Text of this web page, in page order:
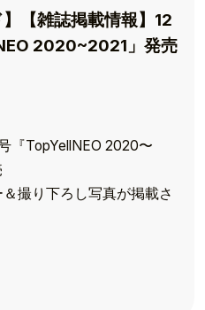
【雑誌掲載情報】12
2020~2021」発売
『TopYellNEO 2020〜
撮り下ろし写真が掲載さ